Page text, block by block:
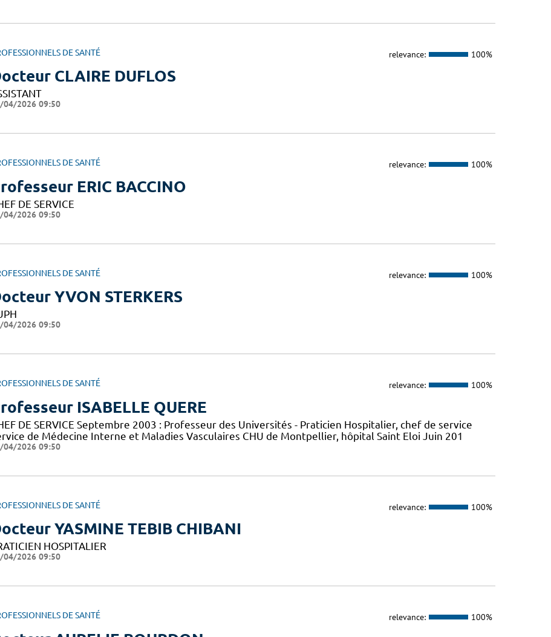
DE SANTÉ relevance: 100%
CLAIRE DUFLOS
04/2026 09:50
DE SANTÉ relevance: 100%
ERIC BACCINO
DE SERVICE
04/2026 09:50
DE SANTÉ relevance: 100%
YVON STERKERS
04/2026 09:50
DE SANTÉ relevance: 100%
ISABELLE QUERE
DE SERVICE Septembre 2003 : Professeur des Universités - Praticien Hospitalier, chef de service
de Médecine Interne et Maladies Vasculaires CHU de Montpellier, hôpital Saint Eloi Juin 201
04/2026 09:50
DE SANTÉ relevance: 100%
YASMINE TEBIB CHIBANI
HOSPITALIER
04/2026 09:50
DE SANTÉ relevance: 100%